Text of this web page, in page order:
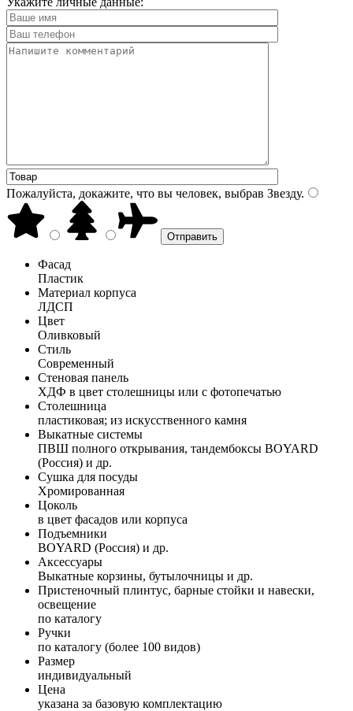
Пожалуйста, докажите, что вы человек, выбрав Звезду.
Фасад
Пластик
Материал корпуса
ЛДСП
Цвет
Оливковый
Стиль
Современный
Стеновая панель
ХДФ в цвет столешницы или с фотопечатью
Столешница
пластиковая; из искусственного камня
Выкатные системы
ПВШ полного открывания, тандембоксы BOYARD
(Россия) и др.
Сушка для посуды
Хромированная
Цоколь
в цвет фасадов или корпуса
Подъемники
BOYARD (Россия) и др.
Аксессуары
Выкатные корзины, бутылочницы и др.
Пристеночный плинтус, барные стойки и навески,
освещение
по каталогу
Ручки
по каталогу (более 100 видов)
Размер
индивидуальный
Цена
указана за базовую комплектацию